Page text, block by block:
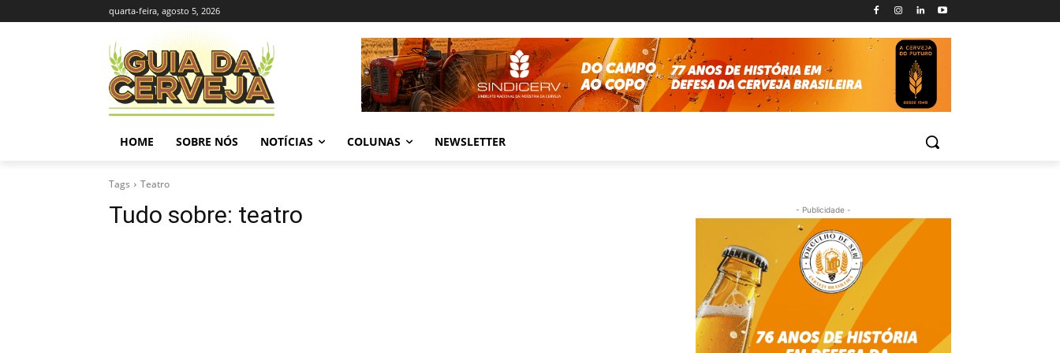
quarta-feira, agosto 5, 2026
HOME SOBRE NÓS NOTÍCIAS COLUNAS NEWSLETTER
Tags Teatro
Tudo sobre: teatro - Publicidade -